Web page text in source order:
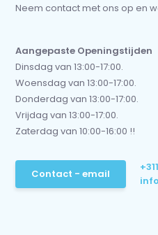
Neem contact met ons op en
Aangepaste Openingstijden
Dinsdag van 13:00-17:00.
Woensdag van 13:00-17:00.
Donderdag van 13:00-17:00.
Vrijdag van 13:00-17:00.
Zaterdag van 10:00-16:00 !!
Contact - email